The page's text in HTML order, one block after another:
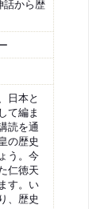
話から歴
日本と
て編ま
読を通
の歴史
う。今
仁徳天
す。い
、歴史